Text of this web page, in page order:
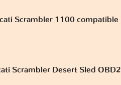
Scrambler 1100 compatible
Scrambler Desert Sled OBD2